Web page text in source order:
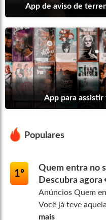
App de aviso de
App para
Populares
1º
Quem entra no
Descubra agora
Anúncios Quem
Você já teve
mais